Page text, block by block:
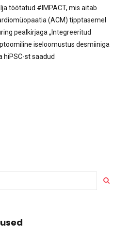
töötatud #IMPACT, mis aitab
(ACM) tipptasemel
pealkirjaga „Integreeritud
iseloomustus desmiiniga
hiPSC-st saadud